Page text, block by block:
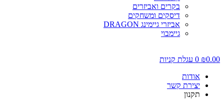
בקרים ואביזרים
דיסקים ומשחקים
אביזרי גיימינג DRAGON
גיימבוי
₪
0 עגלת קניות
אודות
יצירת קשר
תקנון